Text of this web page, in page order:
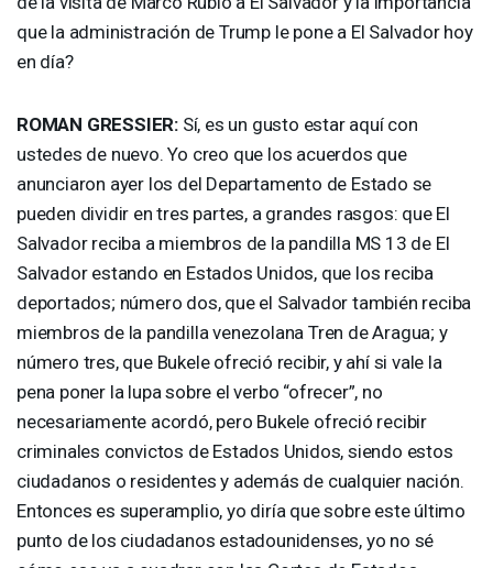
que la administración de Trump le pone a El Salvador hoy
en día?
ROMAN GRESSIER: Sí, es un gusto estar aquí con
ustedes de nuevo. Yo creo que los acuerdos que
anunciaron ayer los del Departamento de Estado se
pueden dividir en tres partes, a grandes rasgos: que El
Salvador reciba a miembros de la pandilla MS 13 de El
Salvador estando en Estados Unidos, que los reciba
deportados; número dos, que el Salvador también reciba
miembros de la pandilla venezolana Tren de Aragua; y
número tres, que Bukele ofreció recibir, y ahí si vale la
pena poner la lupa sobre el verbo “ofrecer”, no
necesariamente acordó, pero Bukele ofreció recibir
criminales convictos de Estados Unidos, siendo estos
ciudadanos o residentes y además de cualquier nación.
Entonces es superamplio, yo diría que sobre este último
punto de los ciudadanos estadounidenses, yo no sé